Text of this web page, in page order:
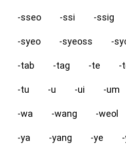
-sseo -ssi -ssig
-syeo -syeoss -
-tab -tag -te -
-tu -u -ui -um
-wa -wang -weol
-ya -yang -ye